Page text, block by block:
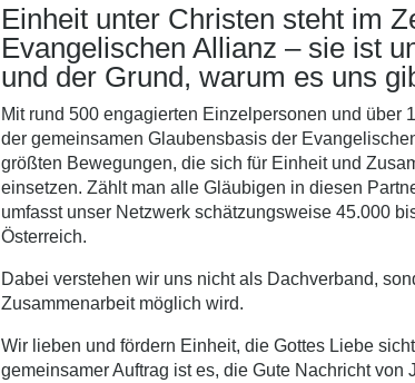
Einheit unter Christen steht im
Evangelischen Allianz – sie ist
und der Grund, warum es uns
Mit rund 500 engagierten Einzelpersonen und über
der gemeinsamen Glaubensbasis der
größten Bewegungen, die sich für Einheit und
einsetzen. Zählt man alle Gläubigen in diesen
umfasst unser Netzwerk schätzungsweise 45.000
Österreich.
Dabei verstehen wir uns nicht als Dachverband,
Zusammenarbeit möglich wird.
Wir lieben und fördern Einheit, die Gottes Liebe
gemeinsamer Auftrag ist es, die Gute Nachricht